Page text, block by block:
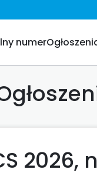
numer
2026,